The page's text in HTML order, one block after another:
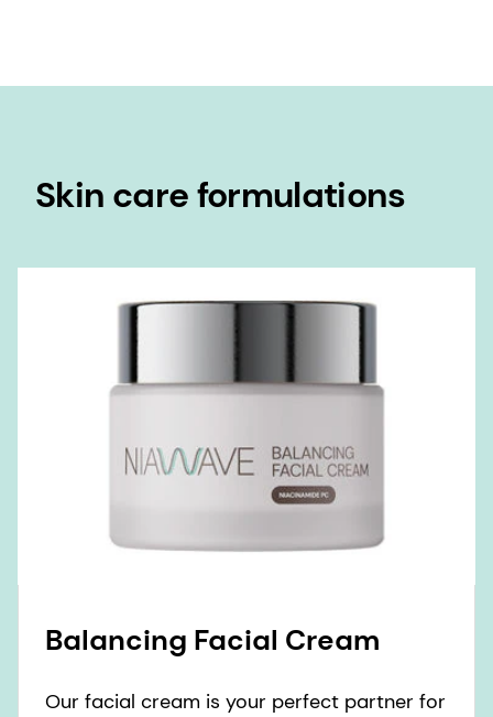
Skin care formulations
Balancing Facial Cream
Our facial cream is your perfect partner for